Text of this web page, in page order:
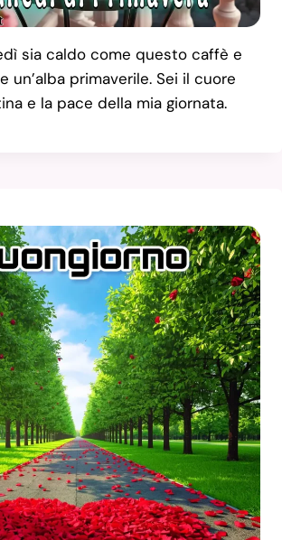
sia caldo come questo caffè e
un’alba primaverile. Sei il cuore
e la pace della mia giornata.